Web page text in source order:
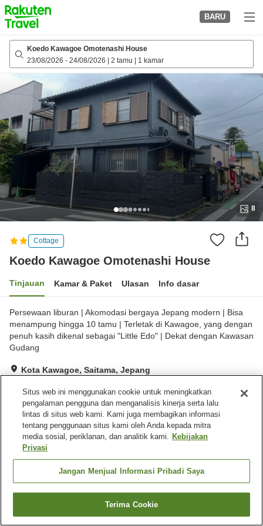
to
top
page
BARU
Koedo Kawagoe Omotenashi House
23/08/2026 - 24/08/2026 2 tamu 1 kamar
8
Cottage
Koedo Kawagoe Omotenashi House
Tinjauan Kamar & Paket Ulasan Info dasar
Persewaan liburan | Akomodasi bergaya Jepang modern | Bisa
menampung hingga 10 tamu | Terletak di Kawagoe, yang dengan
penuh kasih dikenal sebagai "Little Edo" | Dekat dengan Kawasan
Gudang
Kota Kawagoe, Saitama, Jepang
Hebat Ulasan:7
Jepang
Kota Kawagoe
Koedo Kawagoe Omotenashi House
Cari kamar
Situs web ini menggunakan cookie untuk meningkatkan
pengalaman pengguna dan menganalisis kinerja serta lalu
lintas di situs web kami. Kami juga membagikan informasi
tentang penggunaan situs kami oleh Anda kepada mitra
media sosial, periklanan, dan analitik kami. Kebijakan
Privasi
Jangan Menjual Informasi Pribadi Saya
Terima Cookie